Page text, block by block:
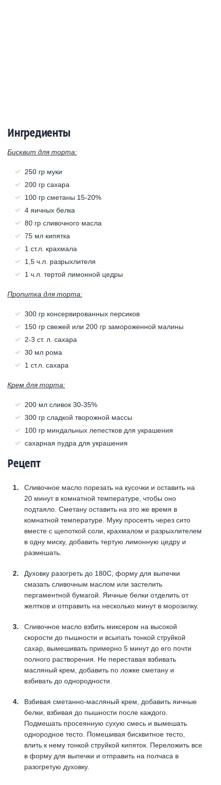
Ингредиенты
Бисквит для торта:
250 гр муки
200 гр сахара
100 гр сметаны 15-20%
4 яичных белка
80 гр сливочного масла
75 мл кипятка
1 ст.л. крахмала
1,5 ч.л. разрыхлителя
1 ч.л. тертой лимонной цедры
Пропитка для торта:
300 гр консервированных персиков
150 гр свежей или 200 гр замороженной малины
2-3 ст. л. сахара
30 мл рома
1 ст.л. сахара
Крем для торта:
200 мл сливок 30-35%
300 гр сладкой творожной массы
100 гр миндальных лепестков для украшения
сахарная пудра для украшения
Рецепт
Сливочное масло порезать на кусочки и оставить на
20 минут в комнатной температуре, чтобы оно
подтаяло. Сметану оставить на это же время в
комнатной температуре. Муку просеять через сито
вместе с щепоткой соли, крахмалом и разрыхлителем
в одну миску, добавить тертую лимонную цедру и
размешать.
Духовку разогреть до 180С, форму для выпечки
смазать сливочным маслом или застелить
пергаментной бумагой. Яичные белки отделить от
желтков и отправить на несколько минут в морозилку.
Сливочное масло взбить миксером на высокой
скорости до пышности и всыпать тонкой струйкой
сахар, вымешивать примерно 5 минут до его почти
полного растворения. Не переставая взбивать
масляный крем, добавить по ложке сметану и
взбивать до однородности.
Взбивая сметанно-масляный крем, добавить яичные
белки, взбивая до пышности после каждого.
Подмешать просеянную сухую смесь и вымешать
однородное тесто. Помешивая бисквитное тесто,
влить к нему тонкой струйкой кипяток. Переложить все
в форму для выпечки и отправить на полчаса в
разогретую духовку.